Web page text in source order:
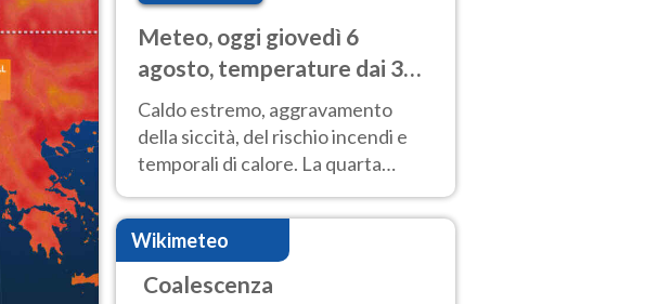
Meteo, oggi giovedì 6
agosto, temperature dai 33
ai 40 gradi
Caldo estremo, aggravamento
della siccità, del rischio incendi e
temporali di calore. La quarta
intensa ondata di calore non dà
tregua e durerà fino Ferragosto
Wikimeteo
Coalescenza